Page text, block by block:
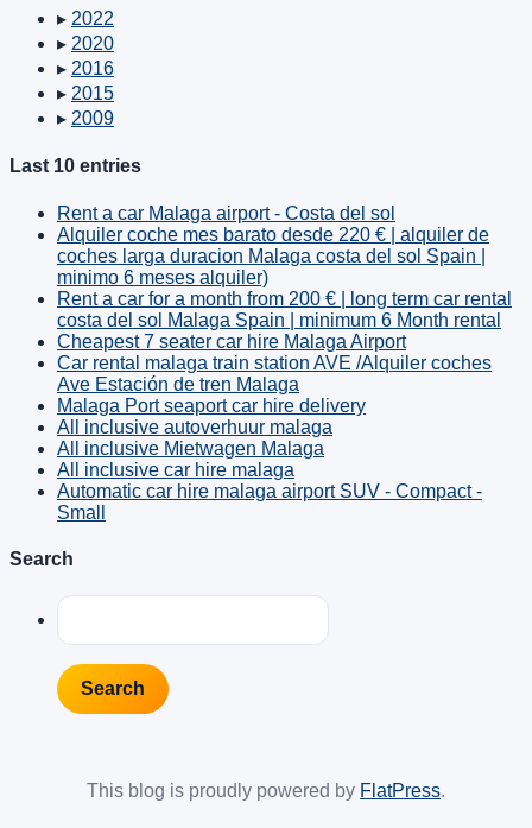
▸ 2022
▸ 2020
▸ 2016
▸ 2015
▸ 2009
Last 10 entries
Rent a car Malaga airport - Costa del sol
Alquiler coche mes barato desde 220 € | alquiler de
coches larga duracion Malaga costa del sol Spain |
minimo 6 meses alquiler)
Rent a car for a month from 200 € | long term car rental
costa del sol Malaga Spain | minimum 6 Month rental
Cheapest 7 seater car hire Malaga Airport
Car rental malaga train station AVE /Alquiler coches
Ave Estación de tren Malaga
Malaga Port seaport car hire delivery
All inclusive autoverhuur malaga
All inclusive Mietwagen Malaga
All inclusive car hire malaga
Automatic car hire malaga airport SUV - Compact -
Small
Search
This blog is proudly powered by FlatPress.